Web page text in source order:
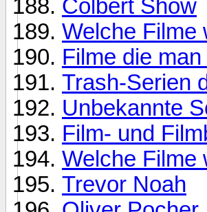
Colbert Show
Welche Filme
Filme die
Trash-Serien
Unbekannte
Film- und
Welche Filme
Trevor Noah